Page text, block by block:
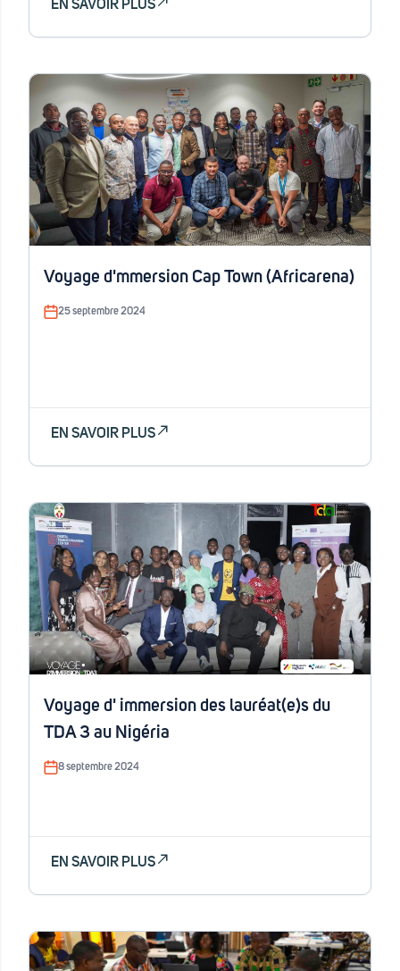
EN SAVOIR PLUS
Voyage d'mmersion Cap Town (Africarena)
25 septembre 2024
EN SAVOIR PLUS
Voyage d' immersion des lauréat(e)s du
TDA 3 au Nigéria
8 septembre 2024
EN SAVOIR PLUS